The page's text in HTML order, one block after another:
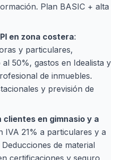
Plan BASIC + alta
en zona costera:
y particulares,
50%, gastos en Idealista y
de inmuebles.
y previsión de
en gimnasio y a
IVA 21% a particulares y a
de material
certificaciones y seguro